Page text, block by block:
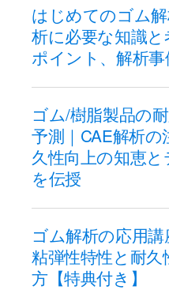
はじめてのゴム
析に必要な知識と
ポイント、解析
ゴム/樹脂製品の
予測｜CAE解析
久性向上の知恵
を伝授
ゴム解析の応用
粘弾性特性と耐久
方【特典付き】